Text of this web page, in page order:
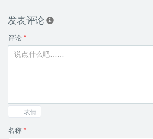
发表评论
评论 *
表情
名称 *